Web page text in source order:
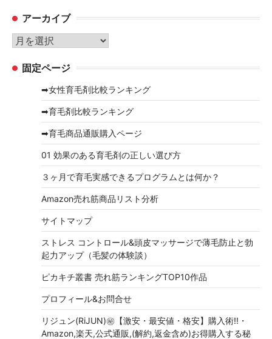
ゴ
リ
ー
アーカイブ
ア
カ 固定ページ
➡女性育毛剤比較ランキング
➡育毛剤比較ランキング
➡育毛商品通販購入ページ
01 効果のある育毛剤の正しい選び方
３ヶ月で育毛実感できるプログラムとは何か？
Amazon売れ筋商品リスト分析
サイトマップ
ストレス コントロール&頭皮マッサージで薄毛防止と勃
起力アップ（毛髪の体験談）
ピカキチ叢書 売れ筋ランキングTOP10作品
プロフィール&お問合せ
リジュン(RiJUN)㊙【激安・最安値・格安】購入術!!・
Amazon,楽天,公式通販,(解約,返金含め)お得購入する秘